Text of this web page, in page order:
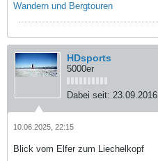
Wandern und Bergtouren
HDsports
5000er
Dabei seit: 23.09.2016
10.06.2025, 22:15
Blick vom Elfer zum Liechelkopf